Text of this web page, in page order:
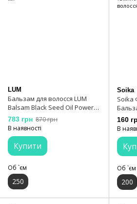
LUM
Бальзам для волосся LUM
Balsam Black Seed Oil Power
250 мл
783 грн 870 грн
В наявності
Купити
Об `єм
250
Soika
Soika
160
В
Об `єм
200